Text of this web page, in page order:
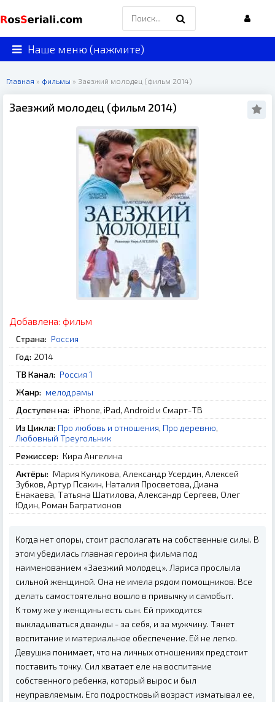
Наше меню (нажмите)
Главная » фильмы » Заезжий молодец (фильм 2014)
Заезжий молодец (фильм 2014)
Добавлена: фильм
Страна: Россия
Год: 2014
ТВ Канал: Россия 1
Жанр: мелодрамы
Доступен на: iPhone, iPad, Android и Смарт-ТВ
Из Цикла: Про любовь и отношения, Про деревню,
Любовный Треугольник
Режиссер: Кира Ангелина
Актёры: Мария Куликова, Александр Усердин, Алексей
Зубков, Артур Псакин, Наталия Просветова, Диана
Енакаева, Татьяна Шатилова, Александр Сергеев, Олег
Юдин, Роман Багратионов
Когда нет опоры, стоит располагать на собственные силы. В
этом убедилась главная героиня фильма под
наименованием «Заезжий молодец». Лариса прослыла
сильной женщиной. Она не имела рядом помощников. Все
делать самостоятельно вошло в привычку и самобыт.
К тому же у женщины есть сын. Ей приходится
выкладываться дважды - за себя, и за мужчину. Тянет
воспитание и материальное обеспечение. Ей не легко.
Девушка понимает, что на личных отношениях предстоит
поставить точку. Сил хватает еле на воспитание
собственного ребенка, который вырос и был
неуправляемым. Его подростковый возраст изматывал ее,